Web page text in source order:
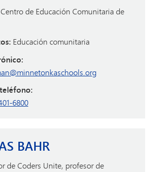
Centro de Educación Comunitaria de
Educación comunitaria
6800
BAHR
de Coders Unite, profesor de